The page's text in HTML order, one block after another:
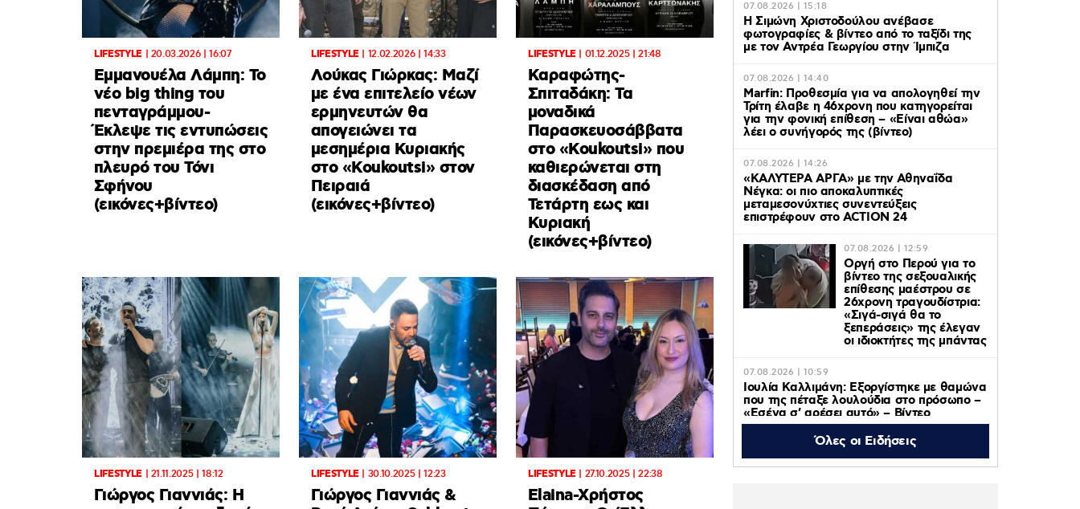
LIFESTYLE| 20.03.2026 | 16:07
Εμμανουέλα Λάμπη: Το
νέο big thing του
πενταγράμμου-
Έκλεψε τις εντυπώσεις
στην πρεμιέρα της στο
πλευρό του Τόνι
Σφήνου
(εικόνες+βίντεο)
LIFESTYLE| 12.02.2026 | 14:33
Λούκας Γιώρκας: Μαζί
με ένα επιτελείο νέων
ερμηνευτών θα
απογειώνει τα
μεσημέρια Κυριακής
στο «Koukoutsi» στον
Πειραιά
(εικόνες+βίντεο)
LIFESTYLE| 01.12.2025 | 21:48
Καραφώτης-
Σπιταδάκη: Τα
μοναδικά
Παρασκευοσάββατα
στο «Koukoutsi» που
καθιερώνεται στη
διασκέδαση από
Τετάρτη εως και
Κυριακή
(εικόνες+βίντεο)
LIFESTYLE| 21.11.2025 | 18:12
Γιώργος Γιαννιάς: Η
LIFESTYLE| 30.10.2025 | 12:23
Γιώργος Γιαννιάς &
LIFESTYLE| 27.10.2025 | 22:38
Elaina-Xρήστος
07.08.2026 | 15:18
Η Σιμώνη Χριστοδούλου ανέβασε
φωτογραφίες & βίντεο από το ταξίδι της
με τον Αντρέα Γεωργίου στην Ίμπιζα
07.08.2026 | 14:40
Marfin: Προθεσμία για να απολογηθεί την
Τρίτη έλαβε η 46χρονη που κατηγορείται
για την φονική επίθεση – «Είναι αθώα»
λέει ο συνήγορός της (βίντεο)
07.08.2026 | 14:26
«ΚΑΛΥΤΕΡΑ ΑΡΓΑ» με την Αθηναΐδα
Νέγκα: οι πιο αποκαλυπτικές
μεταμεσονύχτιες συνεντεύξεις
επιστρέφουν στο ACTION 24
07.08.2026 | 12:59
Οργή στο Περού για το
βίντεο της σεξουαλικής
επίθεσης μαέστρου σε
26χρονη τραγουδίστρια:
«Σιγά-σιγά θα το
ξεπεράσεις» της έλεγαν
οι ιδιοκτήτες της μπάντας
07.08.2026 | 10:59
Ιουλία Καλλιμάνη: Εξοργίστηκε με θαμώνα
που της πέταξε λουλούδια στο πρόσωπο –
«Εσένα σ’ αρέσει αυτό» – Βίντεο
07.08.2026 | 10:37
Τροχαίο στις Σέρρες: Μητέρα και γιος
Όλες οι Ειδήσεις